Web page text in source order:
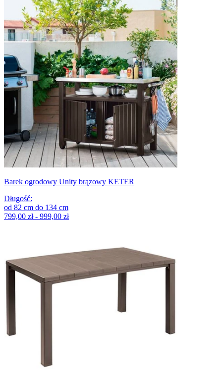
Barek ogrodowy Unity brązowy KETER
Długość:
od 82 cm do 134 cm
799,00 zł - 999,00 zł